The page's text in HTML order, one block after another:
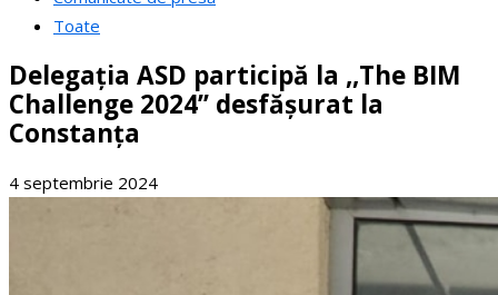
Toate
Delegația ASD participă la ,,The BIM
Challenge 2024’’ desfășurat la
Constanța
4 septembrie 2024